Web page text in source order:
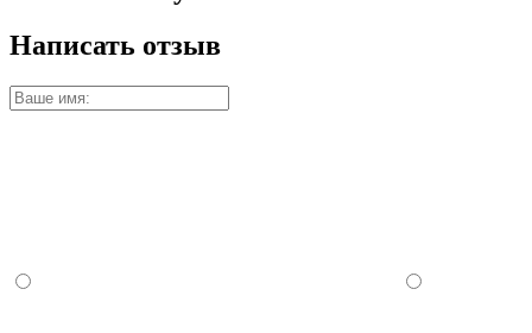
Написать отзыв